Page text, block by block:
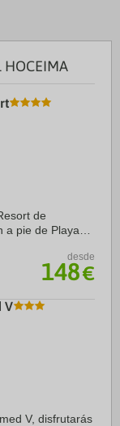
HOCEIMA
de
a pie de Playa
1,4 ...
desde
148€
V
V, disfrutarás